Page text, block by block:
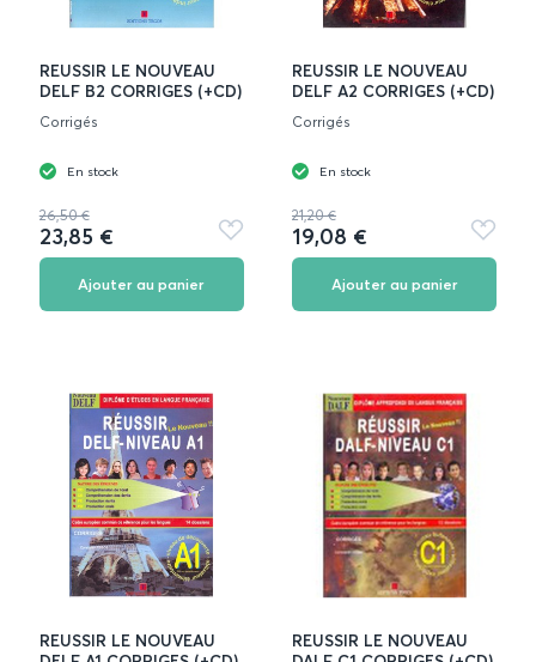
REUSSIR LE NOUVEAU
DELF B2 CORRIGES (+CD)
Corrigés
En stock
26,50 €
23,85 €
Ajouter
aux
Ajouter au panier
REUSSIR LE NOUVEAU
DELF A2 CORRIGES (+CD)
Corrigés
En stock
21,20 €
19,08 €
Ajouter
aux
Ajouter au panier
REUSSIR LE NOUVEAU
REUSSIR LE NOUVEAU